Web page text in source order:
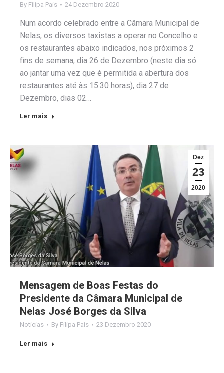
By Filipa Pais 24 Dezembro 2020
Num acordo celebrado entre a Câmara Municipal de
Nelas, os diversos taxistas a operar no Concelho e
os restaurantes abaixo indicados, nos próximos 2
fins de semana, dia 26 de Dezembro (neste dia só
ao jantar uma vez que é permitida a abertura dos
restaurantes até às 15:30 horas), dia 27 de
Dezembro, dias 02…
Ler mais
Dez
23
2020
Mensagem de Boas Festas do
Presidente da Câmara Municipal de
Nelas José Borges da Silva
Notícias By Filipa Pais 23 Dezembro 2020
Ler mais